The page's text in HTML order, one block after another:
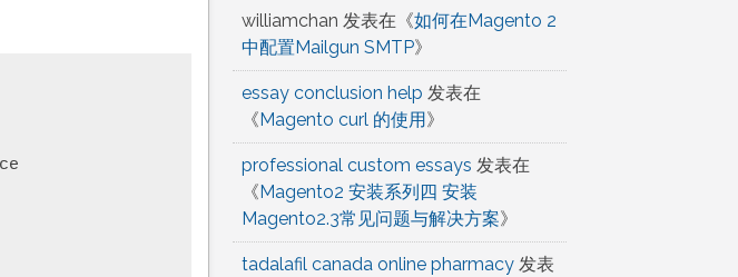
williamchan 发表在《如何在Magento 2
中配置Mailgun SMTP》
essay conclusion help 发表在
《Magento curl 的使用》
professional custom essays 发表在
《Magento2 安装系列四 安装
Magento2.3常见问题与解决方案》
tadalafil canada online pharmacy发表